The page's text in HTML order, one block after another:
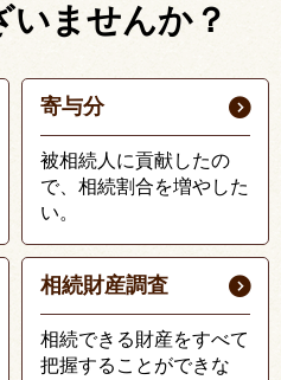
いませんか？
寄与分
被相続人に貢献したの
で、相続割合を増やした
い。
相続財産調査
相続できる財産をすべて
把握することができな